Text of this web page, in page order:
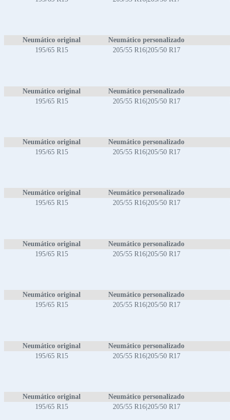
Neumático original Neumático personalizado
195/65 R15
205/55 R16|205/50 R17
Neumático original Neumático personalizado
195/65 R15
205/55 R16|205/50 R17
Neumático original Neumático personalizado
195/65 R15
205/55 R16|205/50 R17
Neumático original Neumático personalizado
195/65 R15
205/55 R16|205/50 R17
Neumático original Neumático personalizado
195/65 R15
205/55 R16|205/50 R17
Neumático original Neumático personalizado
195/65 R15
205/55 R16|205/50 R17
Neumático original Neumático personalizado
195/65 R15
205/55 R16|205/50 R17
Neumático original Neumático personalizado
195/65 R15
205/55 R16|205/50 R17